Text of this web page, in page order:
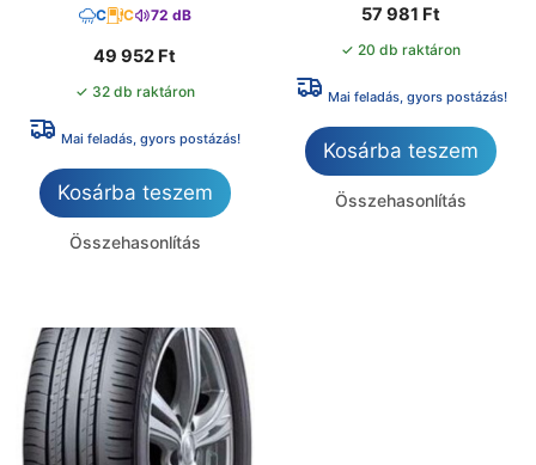
C C 72 dB
49 952 Ft
✓ 32 db raktáron
Mai feladás, gyors postázás!
Kosárba teszem
Összehasonlítás
57 981 Ft
✓ 20 db raktáron
Mai feladás, gyors postázás!
Kosárba teszem
Összehasonlítás